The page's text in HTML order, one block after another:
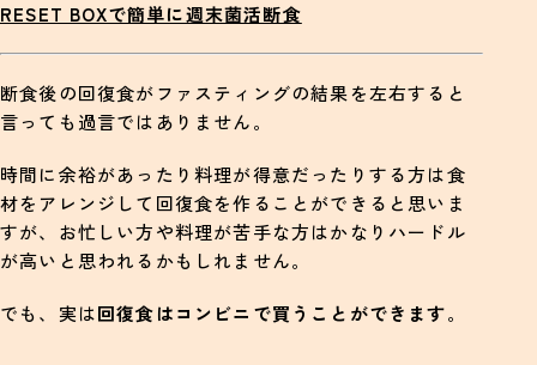
RESET BOXで簡単に週末菌活断食
断食後の回復食がファスティングの結果を左右すると
言っても過言ではありません。
時間に余裕があったり料理が得意だったりする方は食
材をアレンジして回復食を作ることができると思いま
すが、お忙しい方や料理が苦手な方はかなりハードル
が高いと思われるかもしれません。
でも、実は回復食はコンビニで買うことができます。